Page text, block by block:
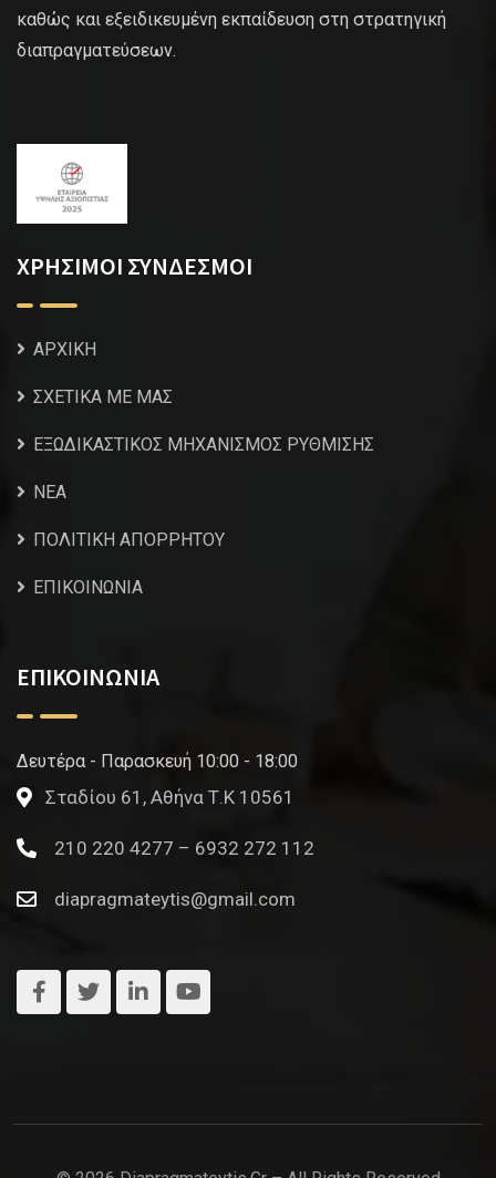
καθώς και εξειδικευμένη εκπαίδευση στη στρατηγική
διαπραγματεύσεων.
ΧΡΗΣΙΜΟΙ ΣΥΝΔΕΣΜΟΙ
ΑΡΧΙΚΗ
ΣΧΕΤΙΚΑ ΜΕ ΜΑΣ
ΕΞΩΔΙΚΑΣΤΙΚΟΣ ΜΗΧΑΝΙΣΜΟΣ ΡΥΘΜΙΣΗΣ
NEA
ΠΟΛΙΤΙΚΗ ΑΠΟΡΡΗΤΟΥ
ΕΠΙΚΟΙΝΩΝΙΑ
ΕΠΙΚΟΙΝΩΝΙΑ
Δευτέρα - Παρασκευή 10:00 - 18:00
Σταδίου 61, Αθήνα Τ.Κ 10561
210 220 4277 – 6932 272 112
diapragmateytis@gmail.com